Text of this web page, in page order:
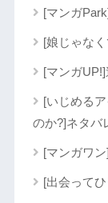
[マンガ
[娘じゃな
[マンガ
[いじめる
のか?]ネタバ
[マンガワ
[出会って